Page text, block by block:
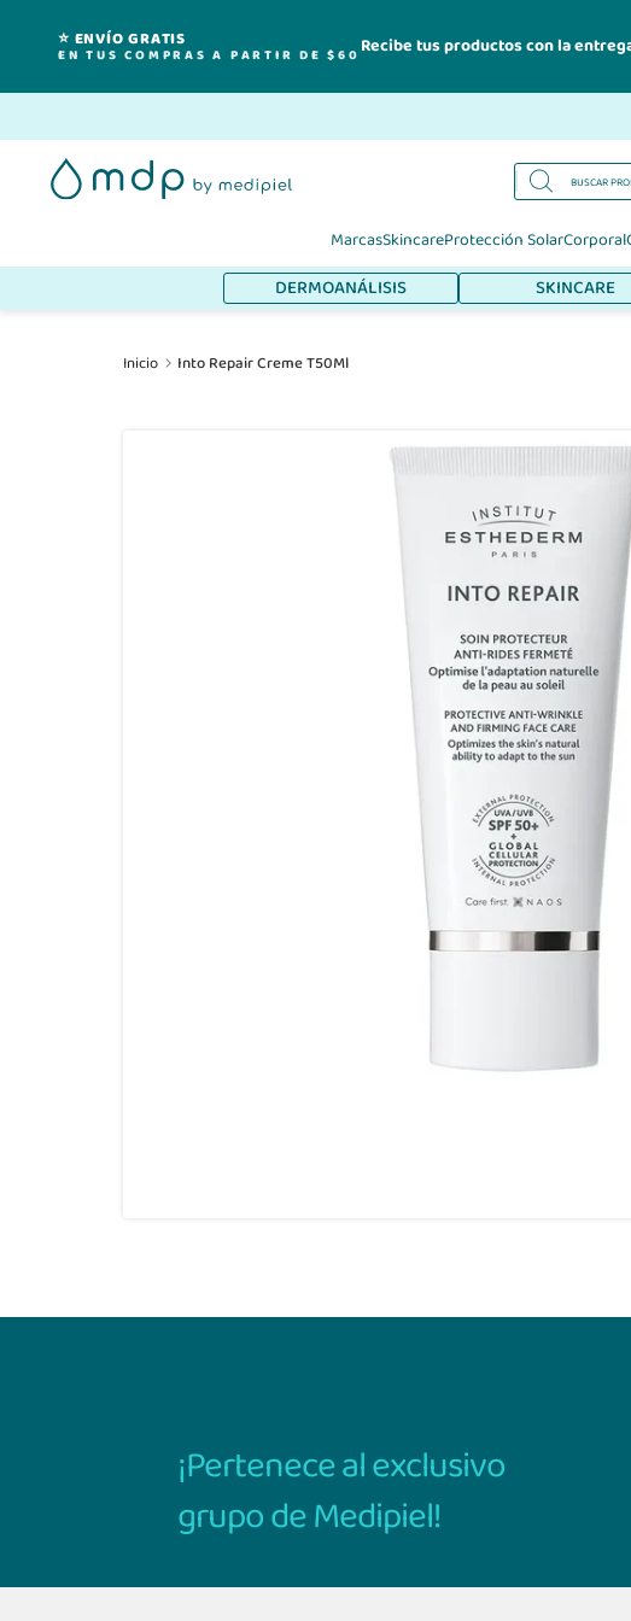
⭐ ENVÍO GRATIS
EN TUS COMPRAS A PARTIR DE $60 Recibe tus productos con la
al
contenido
MarcasSkincareProtección SolarCorporal
DERMOANÁLISIS SKINCARE
Inicio Into Repair Creme T50Ml
¡Pertenece al exclusivo
grupo de Medipiel!